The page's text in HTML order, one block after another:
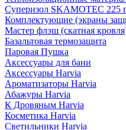
Суперизол SKAMOTEC 225
Комплектующие (экраны
Мастер флэш (скатная
Базальтовая термозащита
Паровая Пушка
Аксессуары для бани
Аксессуары Harvia
Ароматизаторы Harvia
Абажуры Harvia
К Дровяным Harvia
Косметика Harvia
Светильники Harvia